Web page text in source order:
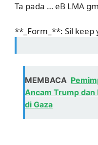
Ta pada … eB LMA
**_Form_**: Sil keep
MEMBACA
Ancam Trump dan
di Gaza